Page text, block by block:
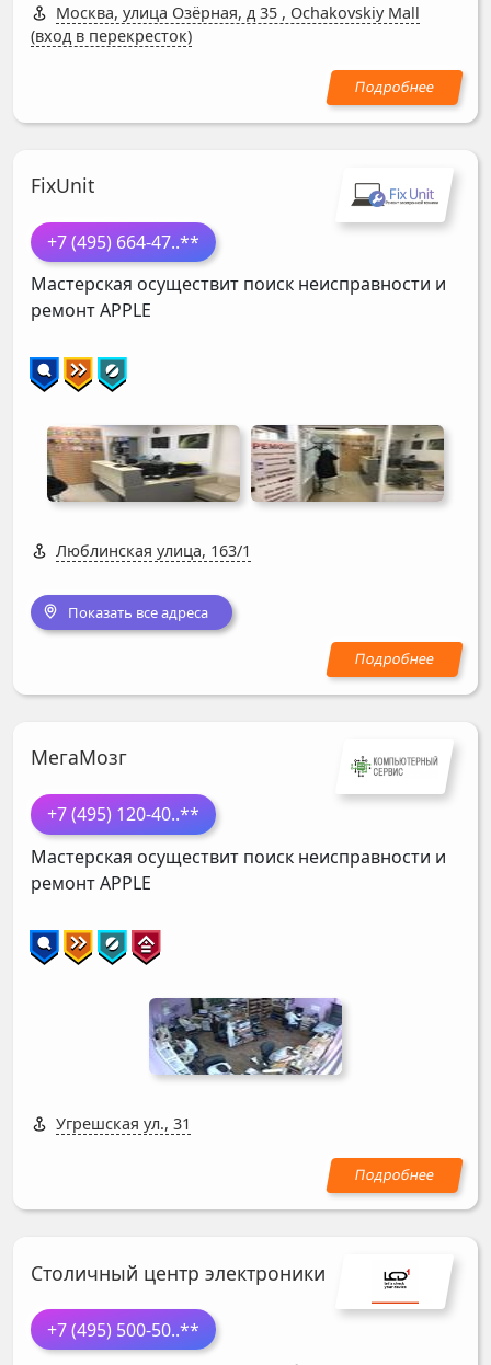
Москва, улица Озёрная, д 35 , Ochakovskiy Mall
(вход в перекресток)
FixUnit
+7 (495) 664-47..**
Мастерская осуществит поиск неисправности и
ремонтAPPLE
Люблинская улица, 163/1
Показать все адреса
МегаМозг
+7 (495) 120-40..**
Мастерская осуществит поиск неисправности и
ремонтAPPLE
Угрешская ул., 31
Столичный центр электроники
+7 (495) 500-50..**